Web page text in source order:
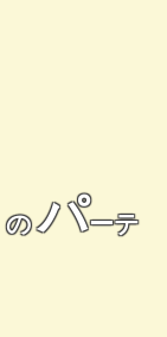
のパーテ